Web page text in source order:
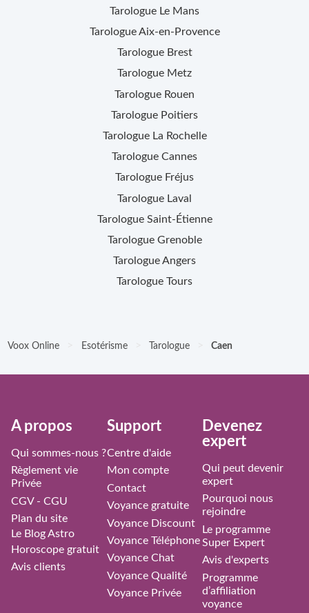
Tarologue Le Mans
TarologueAix-en-Provence
Tarologue Brest
Tarologue Metz
Tarologue Rouen
Tarologue Poitiers
Tarologue La Rochelle
Tarologue Cannes
Tarologue Fréjus
Tarologue Laval
Tarologue Saint-Étienne
Tarologue Grenoble
TarologueAngers
Tarologue Tours
Voox Online Esotérisme Tarologue Caen
À propos
Qui sommes-nous ?
Règlement vie
Privée
CGV - CGU
Plan du site
Le Blog Astro
Horoscope gratuit
Avis clients
Support
Centre d'aide
Mon compte
Contact
Voyance gratuite
Voyance Discount
Voyance Téléphone
Voyance Chat
Voyance Qualité
Voyance Privée
Devenez
expert
Qui peut devenir
expert
Pourquoi nous
rejoindre
Le programme
Super Expert
Avis d'experts
Programme
d’affiliation
voyance